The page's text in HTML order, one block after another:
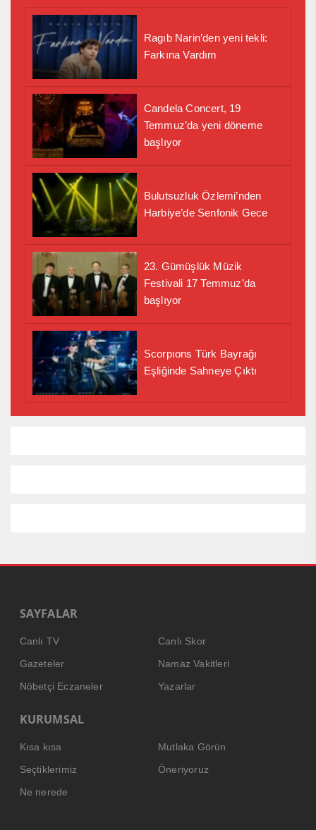
Ragıb Narin’den yeni tekli:
Farkına Vardım
Candela Concert, 19
Temmuz’da yeni döneme
başlıyor
Bulutsuzluk Özlemi’nden
Harbiye’de Senfonik Gece
23. Gümüşlük Müzik
Festivali 17 Temmuz’da
başlıyor
Scorpıons Türk Bayrağı
Eşliğinde Sahneye Çıktı
SAYFALAR
Canlı TV
Canlı Skor
Gazeteler
Namaz Vakitleri
Nöbetçi Eczaneler
Yazarlar
KURUMSAL
Kısa kısa
Mutlaka Görün
Seçtiklerimiz
Öneriyoruz
Ne nerede